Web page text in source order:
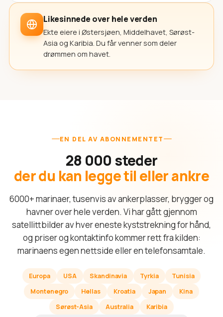
Likesinnede over hele verden
Ekte eiere i Østersjøen, Middelhavet, Sørøst-
Asia og Karibia. Du får venner som deler
drømmen om havet.
EN DEL AV ABONNEMENTET
28 000 steder
der du kan legge til eller ankre
6000+ marinaer, tusenvis av ankerplasser, brygger og
havner over hele verden. Vi har gått gjennom
satellittbilder av hver eneste kyststrekning for hånd,
og priser og kontaktinfo kommer rett fra kilden:
marinaens egen nettside eller en telefonsamtale.
Europa USA Skandinavia Tyrkia
Tunisia
Montenegro
Hellas Kroatia Japan
Kina
Sørøst-Asia
Australia
Karibia